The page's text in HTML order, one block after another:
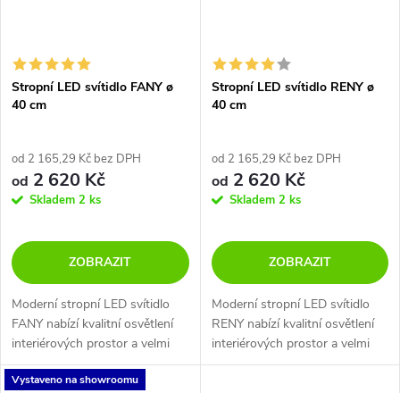
Stropní LED svítidlo FANY ø
40 cm
od 2 165,29 Kč bez DPH
od 2 620 Kč
Skladem 2 ks
ZOBRAZIT
Moderní stropní LED svítidlo
FANY nabízí kvalitní osvětlení
interiérových prostor a velmi
efektní rozptyl světla. Na výběr
v 3 rozměrech ve 2 barevných
Stropní LED svítidlo RENY ø
40 cm
od 2 165,29 Kč bez DPH
od 2 620 Kč
Skladem 2 ks
ZOBRAZIT
Moderní stropní LED svítidlo
RENY nabízí kvalitní osvětlení
interiérových prostor a velmi
efektní rozptyl světla. Na výběr
Vystaveno na showroomu